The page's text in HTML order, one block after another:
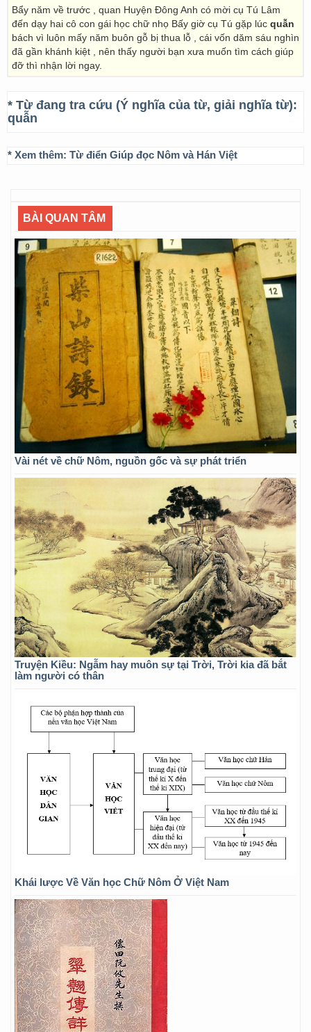
Bẩy năm về trước , quan Huyện Đông Anh có mời cụ Tú Lâm
đến dạy hai cô con gái học chữ nhọ Bấy giờ cụ Tú gặp lúc quẫn
bách vì luôn mấy năm buôn gỗ bị thua lỗ , cái vốn dăm sáu nghìn
đã gần khánh kiệt , nên thấy người bạn xưa muốn tìm cách giúp
đỡ thì nhận lời ngay.
* Từ đang tra cứu (Ý nghĩa của từ, giải nghĩa từ):
quẫn
* Xem thêm: Từ điển Giúp đọc Nôm và Hán Việt
BÀI QUAN TÂM
Vài nét về chữ Nôm, nguồn gốc và sự phát triển
Truyện Kiều: Ngẫm hay muôn sự tại Trời, Trời kia đã bắt
làm người có thân
Khái lược Về Văn học Chữ Nôm Ở Việt Nam